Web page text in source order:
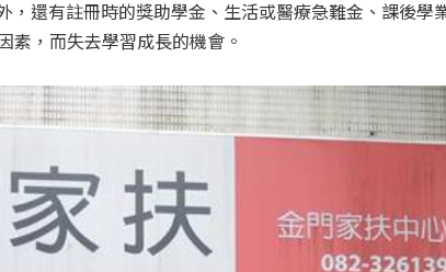
還有註冊時的獎助學金、生活或醫療急難金、課後
素，而失去學習成長的機會。